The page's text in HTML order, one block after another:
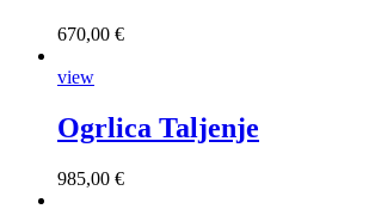
670,00 €
view
Ogrlica Taljenje
985,00 €